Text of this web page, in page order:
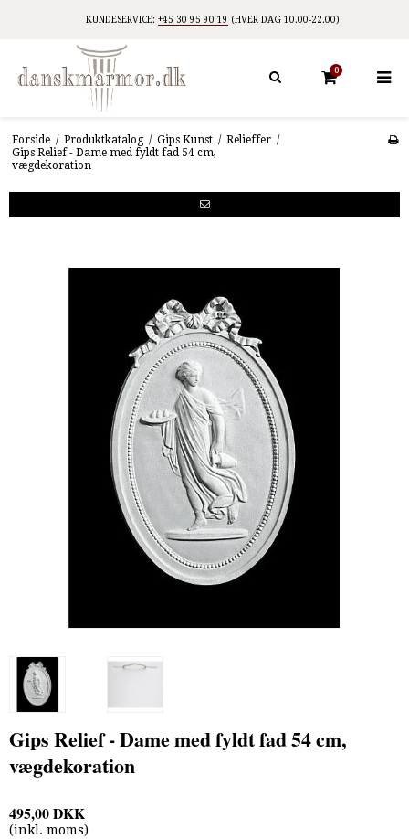
KUNDESERVICE: +45 30 95 90 19 (HVER DAG 10.00-22.00)
0
Forside / Produktkatalog / Gips Kunst / Relieffer /
Gips Relief - Dame med fyldt fad 54 cm,
vægdekoration
Gips Relief - Dame med fyldt fad 54 cm,
vægdekoration
495,00 DKK
(inkl. moms)